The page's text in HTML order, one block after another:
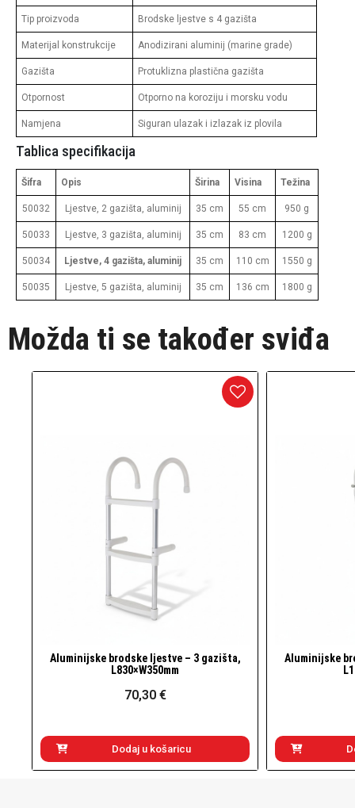
Tip proizvoda Brodske ljestve s 4 gazišta
Materijal konstrukcije Anodizirani aluminij (marine grade)
Gazišta Protuklizna plastična gazišta
Otpornost Otporno na koroziju i morsku vodu
Namjena Siguran ulazak i izlazak iz plovila
Tablica specifikacija
Šifra Opis Širina Visina Težina
50032 Ljestve, 2 gazišta, aluminij 35 cm 55 cm 950 g
50033 Ljestve, 3 gazišta, aluminij 35 cm 83 cm 1200 g
50034 Ljestve, 4 gazišta, aluminij 35 cm 110 cm 1550 g
50035 Ljestve, 5 gazišta, aluminij 35 cm 136 cm 1800 g
Možda ti se također sviđa
Brzi pogled
Aluminijske brodske ljestve – 3 gazišta,
L830×W350mm
70,30 €
Dodaj u košaricu
Aluminijske